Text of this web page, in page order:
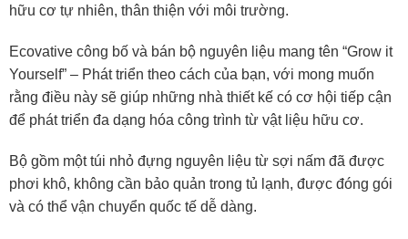
hữu cơ tự nhiên, thân thiện với môi trường.
Ecovative công bố và bán bộ nguyên liệu mang tên “Grow it
Yourself” – Phát triển theo cách của bạn, với mong muốn
rằng điều này sẽ giúp những nhà thiết kế có cơ hội tiếp cận
để phát triển đa dạng hóa công trình từ vật liệu hữu cơ.
Bộ gồm một túi nhỏ đựng nguyên liệu từ sợi nấm đã được
phơi khô, không cần bảo quản trong tủ lạnh, được đóng gói
và có thể vận chuyển quốc tế dễ dàng.